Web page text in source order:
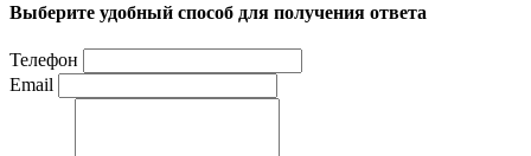
Выберите удобный способ для получения ответа
Телефон
Email